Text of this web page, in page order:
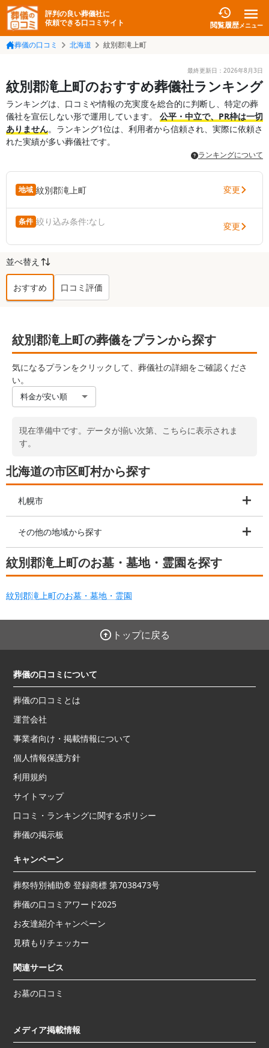
評判の良い葬儀社に
依頼できる口コミサイト
閲覧履歴メニュー
葬儀の口コミ 北海道 紋別郡滝上町
最終更新日： 2026年8月3日
紋別郡滝上町のおすすめ葬儀社ランキング
ランキングは、口コミや情報の充実度を総合的に判断し、特定の葬
儀社を宣伝しない形で運用しています。 公平・中立で、PR枠は一切
ありません。ランキング1位は、利用者から信頼され、実際に依頼さ
れた実績が多い葬儀社です。
ランキングについて
地域 紋別郡滝上町 変更
条件 絞り込み条件:なし 変更
並べ替え
おすすめ 口コミ評価
紋別郡滝上町の葬儀をプランから探す
気になるプランをクリックして、葬儀社の詳細をご確認くださ
い。
料金が安い順
現在準備中です。データが揃い次第、こちらに表示されま
す。
北海道の市区町村から探す
札幌市
その他の地域から探す
紋別郡滝上町のお墓・墓地・霊園を探す
紋別郡滝上町のお墓・墓地・霊園
トップに戻る
葬儀の口コミについて
葬儀の口コミとは
運営会社
事業者向け・掲載情報について
個人情報保護方針
利用規約
サイトマップ
口コミ・ランキングに関するポリシー
葬儀の掲示板
キャンペーン
葬祭特別補助® 登録商標 第7038473号
葬儀の口コミアワード2025
お友達紹介キャンペーン
見積もりチェッカー
関連サービス
お墓の口コミ
メディア掲載情報